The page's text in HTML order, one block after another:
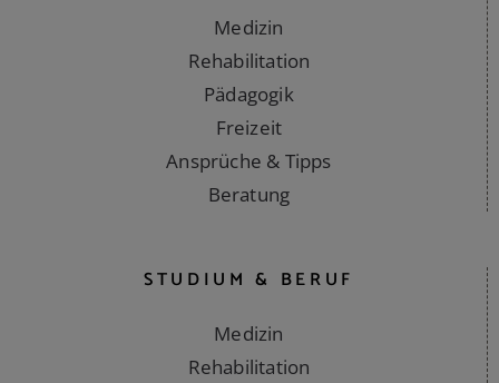
Medizin
Rehabilitation
Pädagogik
Freizeit
Ansprüche & Tipps
Medizin